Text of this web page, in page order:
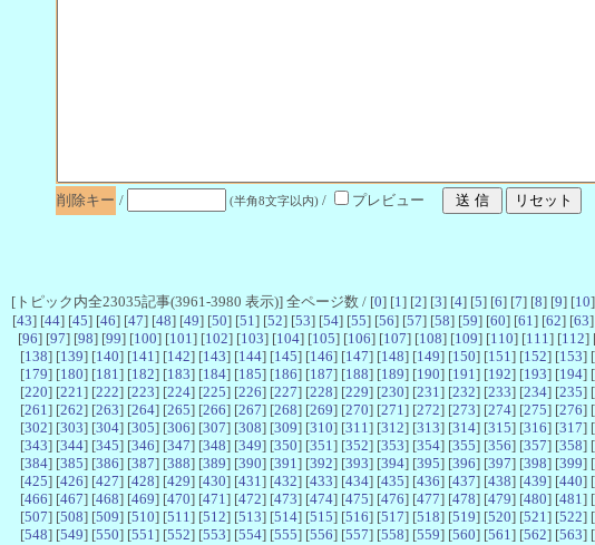
削除キー / (半角8文字以内) / プレビュー
[トピック内全23035記事(3961-3980 表示)] 全ページ数 / [0] [1 ] [2] [3] [4] [5] [6] [7] [8] [9] [10
[43] [44] [45] [46] [47] [48] [49] [50] [51 ] [52] [53] [54] [55] [56] [57] [58] [59] [60] [61 ] [62] [63
[96] [97] [98] [99] [100] [101 ] [102] [103] [104] [105] [106] [107] [108] [109] [110] [111 ] [112]
[138] [139] [140] [141 ] [142] [143] [144] [145] [146] [147] [148] [149] [150] [151 ] [152] [153] [
[179] [180] [181 ] [182] [183] [184] [185] [186] [187] [188] [189] [190] [191 ] [192] [193] [194] [
[220] [221 ] [222] [223] [224] [225] [226] [227] [228] [229] [230] [231 ] [232] [233] [234] [235] [
[261 ] [262] [263] [264] [265] [266] [267] [268] [269] [270] [271 ] [272] [273] [274] [275] [276] [
[302] [303] [304] [305] [306] [307] [308] [309] [310] [311 ] [312] [313] [314] [315] [316] [317] [
[343] [344] [345] [346] [347] [348] [349] [350] [351 ] [352] [353] [354] [355] [356] [357] [358] [
[384] [385] [386] [387] [388] [389] [390] [391 ] [392] [393] [394] [395] [396] [397] [398] [399] [
[425] [426] [427] [428] [429] [430] [431 ] [432] [433] [434] [435] [436] [437] [438] [439] [440] [
[466] [467] [468] [469] [470] [471 ] [472] [473] [474] [475] [476] [477] [478] [479] [480] [481 ] [
[507] [508] [509] [510] [511 ] [512] [513] [514] [515] [516] [517] [518] [519] [520] [521 ] [522] [
[548] [549] [550] [551 ] [552] [553] [554] [555] [556] [557] [558] [559] [560] [561 ] [562] [563] [